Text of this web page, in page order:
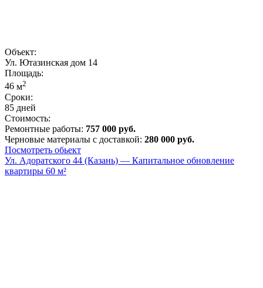
Объект:
Ул. Ютазинская дом 14
Площадь:
46 м2
Сроки:
85 дней
Стоимость:
Ремонтные работы: 757 000 руб.
Черновые материалы с доставкой: 280 000 руб.
Посмотреть обьект
Ул. Адоратского 44 (Казань) — Капитальное обновление
квартиры 60 м²